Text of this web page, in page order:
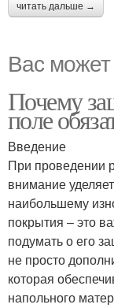
читать дальше →
Вас может
Почему
поле
Введение
При проведении
внимание
наибольшему
покрытия – это
подумать о его
не просто
которая
напольного